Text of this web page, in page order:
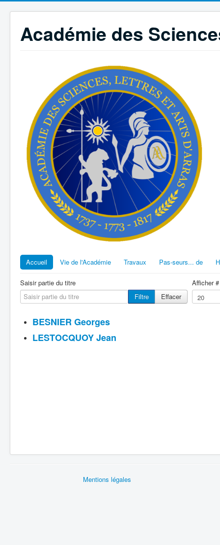
Académie des
Accueil Vie de l'Académie Travaux Pas-seurs... de
Saisir partie du titre
Filtre
Effacer
Afficher #
BESNIER Georges
LESTOCQUOY Jean
Mentions légales